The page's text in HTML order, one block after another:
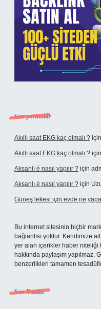
Son yorumlar
Akıllı saat EKG kaç olmalı ? için
Akıllı saat EKG kaç olmalı ? için
Aksanlı é nasıl yapılır ? için
Aksanlı é nasıl yapılır ? için
Güneş lekesi için evde ne
Bu internet sitesinin hiçbir
bağlantısı yoktur. Kendimize
yer alan içerikler haber niteliği
hakkında paylaşım yapılmaz.
benzerlikleri tamamen
Son Yazılar